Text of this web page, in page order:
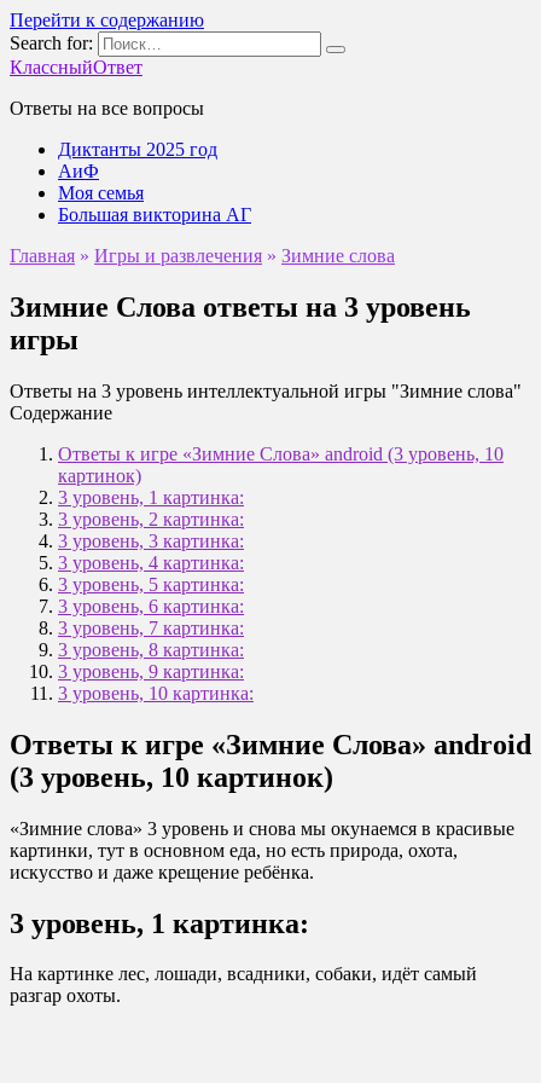
Перейти к содержанию
Search for:
КлассныйОтвет
Ответы на все вопросы
Диктанты 2025 год
АиФ
Моя семья
Большая викторина АГ
Главная » Игры и развлечения » Зимние слова
Зимние Слова ответы на 3 уровень
игры
Ответы на 3 уровень интеллектуальной игры "Зимние слова"
Содержание
Ответы к игре «Зимние Слова» android (3 уровень, 10
картинок)
3 уровень, 1 картинка:
3 уровень, 2 картинка:
3 уровень, 3 картинка:
3 уровень, 4 картинка:
3 уровень, 5 картинка:
3 уровень, 6 картинка:
3 уровень, 7 картинка:
3 уровень, 8 картинка:
3 уровень, 9 картинка:
3 уровень, 10 картинка:
Ответы к игре «Зимние Слова» android
(3 уровень, 10 картинок)
«Зимние слова» 3 уровень и снова мы окунаемся в красивые
картинки, тут в основном еда, но есть природа, охота,
искусство и даже крещение ребёнка.
3 уровень, 1 картинка:
На картинке лес, лошади, всадники, собаки, идёт самый
разгар охоты.